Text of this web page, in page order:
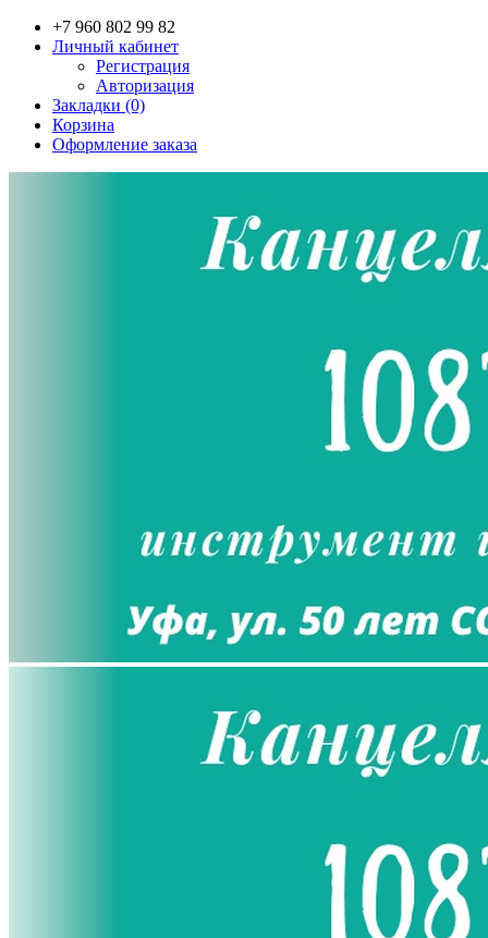
+7 960 802 99 82
Личный кабинет
Регистрация
Авторизация
Закладки (0)
Корзина
Оформление заказа